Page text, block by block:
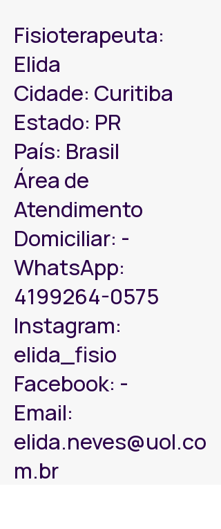
Fisioterapeuta:
Elida
Cidade: Curitiba
Estado: PR
País: Brasil
Área de
Atendimento
Domiciliar: -
WhatsApp:
4199264-0575
Instagram:
elida_fisio
Facebook: -
Email:
elida.neves@uol.co
m.br